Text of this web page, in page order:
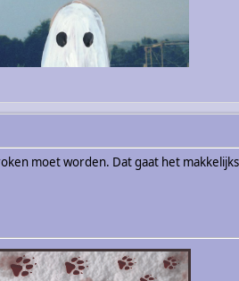
moet worden. Dat gaat het